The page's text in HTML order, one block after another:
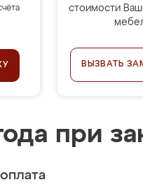
стоимости
ВЫЗВАТЬ
при